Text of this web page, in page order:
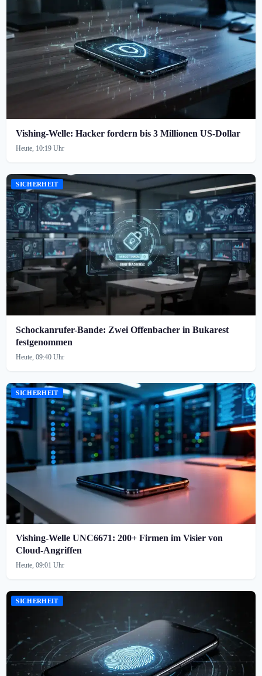
Vishing-Welle: Hacker fordern bis 3 Millionen US-Dollar
Heute, 10:19 Uhr
SICHERHEIT
Schockanrufer-Bande: Zwei Offenbacher in Bukarest
festgenommen
Heute, 09:40 Uhr
SICHERHEIT
Vishing-Welle UNC6671: 200+ Firmen im Visier von
Cloud-Angriffen
Heute, 09:01 Uhr
SICHERHEIT